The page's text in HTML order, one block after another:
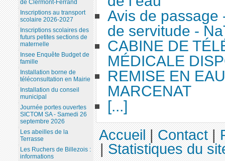
Avis de passage
de servitude -
CABINE DE
MÉDICALE
REMISE EN
MARCENAT
[...]
de Clermont-Ferrand
Inscriptions au transport
scolaire 2026-2027
Inscriptions scolaires des
futurs petites sections de
maternelle
Insee Enquête Budget de
famille
Installation borne de
téléconsultation en Mairie
Installation du conseil
municipal
Journée portes ouvertes
SICTOM SA - Samedi 26
septembre 2026
Les abeilles de la
Terrasse
Les Ruchers de Billezois :
informations
Accueil|Contact|
|Statistiques du